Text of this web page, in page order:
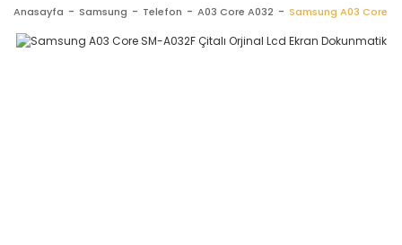
Anasayfa Samsung Telefon A03 Core A032 Samsung A03 Core